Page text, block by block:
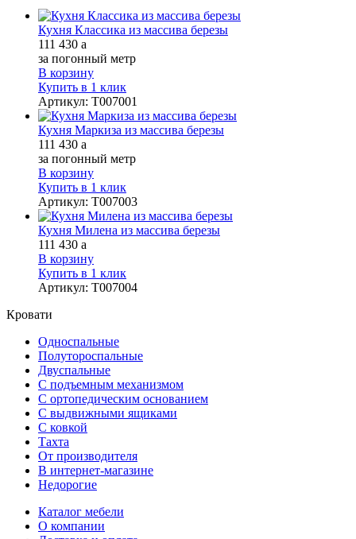
Кухня Классика из массива березы
111 430 a
за погонный метр
В корзину
Купить в 1 клик
Артикул: Т007001
Кухня Маркиза из массива березы
111 430 a
за погонный метр
В корзину
Купить в 1 клик
Артикул: Т007003
Кухня Милена из массива березы
111 430 a
В корзину
Купить в 1 клик
Артикул: Т007004
Кровати
Односпальные
Полутороспальные
Двуспальные
С подъемным механизмом
С ортопедическим основанием
С выдвижными ящиками
С ковкой
Тахта
От производителя
В интернет-магазине
Недорогие
Каталог мебели
О компании